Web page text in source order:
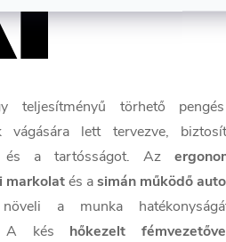
teljesítményű törhető
vágására lett tervezve,
és a tartósságot. Az
markolatés asimán működő
a munka
A kés hőkezelt